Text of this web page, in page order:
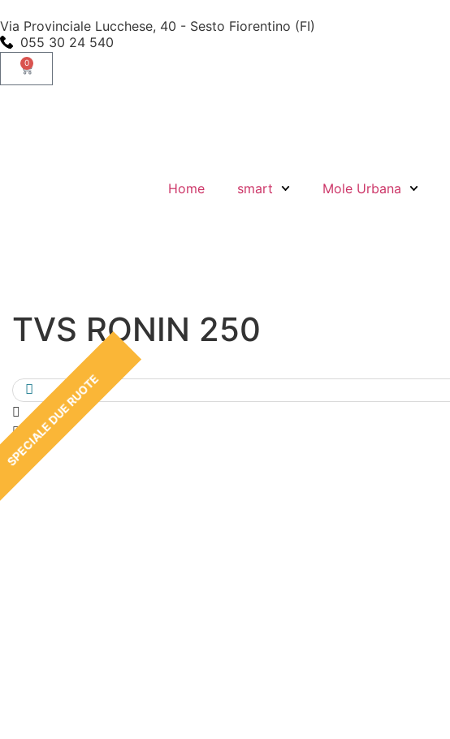
Via Provinciale Lucchese, 40 - Sesto Fiorentino (FI)
055 30 24 540
0
Home smart Mole Urbana
TVS RONIN 250
SPECIALE DUE RUOTE